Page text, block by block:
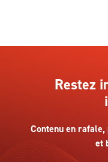
Restez
Contenu en
et